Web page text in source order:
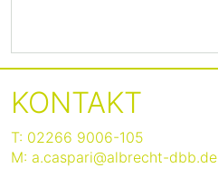
KONTAKT
T: 02266 9006-105
M: a.caspari@albrecht-dbb.de